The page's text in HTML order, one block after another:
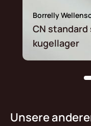
Borrelly
CN
kugellager
Unsere